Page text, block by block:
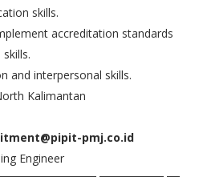
skills.
accreditation standards
and interpersonal skills.
Kalimantan
pmj.co.id
Engineer